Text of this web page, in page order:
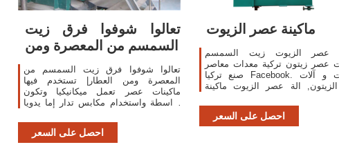
تعالوا شوفوا فرق زيت
السمسم من المعصرة ومن
تعالوا شوفوا فرق زيت السمسم من
المعصرة ومن العطار| تستخدم فيها
ماكينات عصر تعمل ميكانيكيا وتكون
بواسطة واستخدام مكابس تدار إما يدويا
أو
احصل على السعر
ماكينة عصر الزيوت
عصر الزيوت زيت السمسم
عصر زيتون تركية معدات معاصر
صنع تركيا Facebook. ماكينات و آلات
عصر الزيتون, الة عصر الزيوت ‫ماكينة
samir200779
احصل على السعر